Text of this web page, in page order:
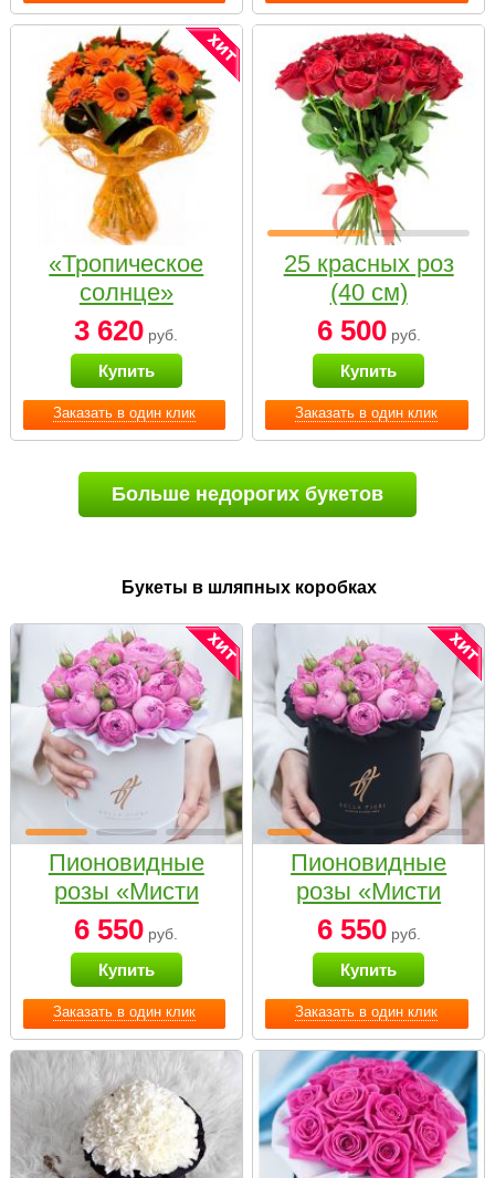
Заказать в один клик
«Тропическое
солнце»
3 620 руб.
Купить
Заказать в один клик
25 красных роз
(40 см)
6 500руб.
Купить
Больше недорогих букетов
Букеты в шляпных коробках
Заказать в один клик
Пионовидные
розы «Мисти
бабблс» в белой
коробке Small
6 550 руб.
Купить
Заказать в один клик
Пионовидные
розы «Мисти
бабблс» в
черной коробке
Small
6 550руб.
Купить